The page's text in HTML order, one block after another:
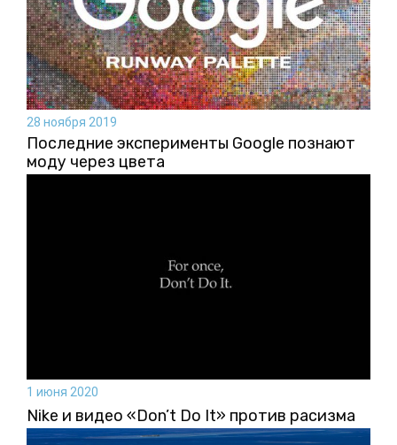
28 ноября 2019
Последние эксперименты Google познают
моду через цвета
1 июня 2020
Nike и видео «Don’t Do It» против расизма